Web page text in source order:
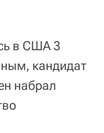
в США 3
кандидат
набрал